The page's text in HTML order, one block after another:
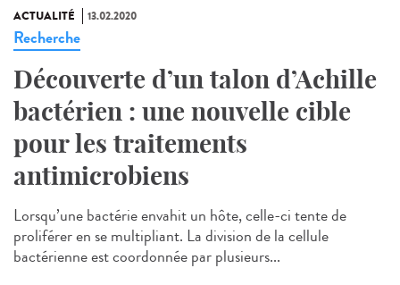
ACTUALITÉ 13.02.2020
Recherche
Découverte d’un talon d’Achille
bactérien : une nouvelle cible
pour les traitements
antimicrobiens
Lorsqu’une bactérie envahit un hôte, celle-ci tente de
proliférer en se multipliant. La division de la cellule
bactérienne est coordonnée par plusieurs...